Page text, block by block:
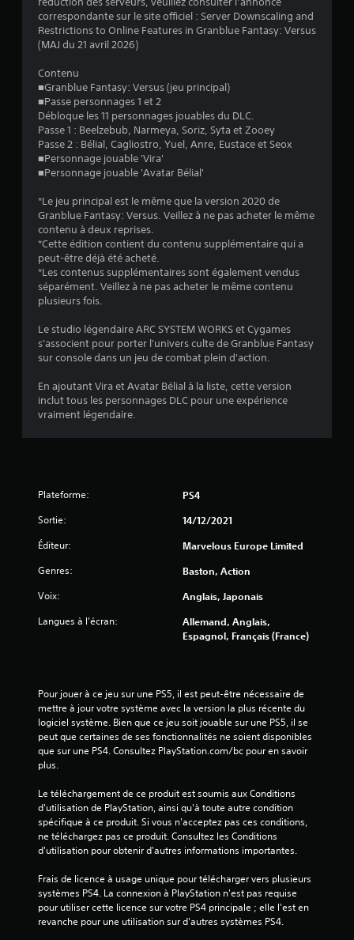
7
o
e
s
s
r
(
i
)
correspondante sur le site officiel : Server Downscaling and
Restrictions to Online Features in Granblue Fantasy: Versus
(MAJ du 21 avril 2026)
Contenu
■Granblue Fantasy: Versus (jeu principal)
■Passe personnages 1 et 2
Débloque les 11 personnages jouables du DLC.
Passe 1 : Beelzebub, Narmeya, Soriz, Syta et Zooey
Passe 2 : Bélial, Cagliostro, Yuel, Anre, Eustace et Seox
■Personnage jouable 'Vira'
■Personnage jouable 'Avatar Bélial'
*Le jeu principal est le même que la version 2020 de
Granblue Fantasy: Versus. Veillez à ne pas acheter le même
contenu à deux reprises.
*Cette édition contient du contenu supplémentaire qui a
peut-être déjà été acheté.
*Les contenus supplémentaires sont également vendus
séparément. Veillez à ne pas acheter le même contenu
plusieurs fois.
Le studio légendaire ARC SYSTEM WORKS et Cygames
s'associent pour porter l'univers culte de Granblue Fantasy
sur console dans un jeu de combat plein d'action.
En ajoutant Vira et Avatar Bélial à la liste, cette version
inclut tous les personnages DLC pour une expérience
vraiment légendaire.
Plateforme: PS4
Sortie: 14/12/2021
Éditeur: Marvelous Europe Limited
Genres: Baston, Action
Voix: Anglais, Japonais
Langues à l'écran:
Allemand, Anglais,
Espagnol, Français (France)
Pour jouer à ce jeu sur une PS5, il est peut-être nécessaire de
mettre à jour votre système avec la version la plus récente du
logiciel système. Bien que ce jeu soit jouable sur une PS5, il se
peut que certaines de ses fonctionnalités ne soient disponibles
que sur une PS4. Consultez PlayStation.com/bc pour en savoir
plus.
Le téléchargement de ce produit est soumis aux Conditions
d'utilisation de PlayStation, ainsi qu'à toute autre condition
spécifique à ce produit. Si vous n'acceptez pas ces conditions,
ne téléchargez pas ce produit. Consultez les Conditions
d'utilisation pour obtenir d'autres informations importantes.
Frais de licence à usage unique pour télécharger vers plusieurs
systèmes PS4. La connexion à PlayStation n'est pas requise
pour utiliser cette licence sur votre PS4 principale ; elle l'est en
revanche pour une utilisation sur d'autres systèmes PS4.